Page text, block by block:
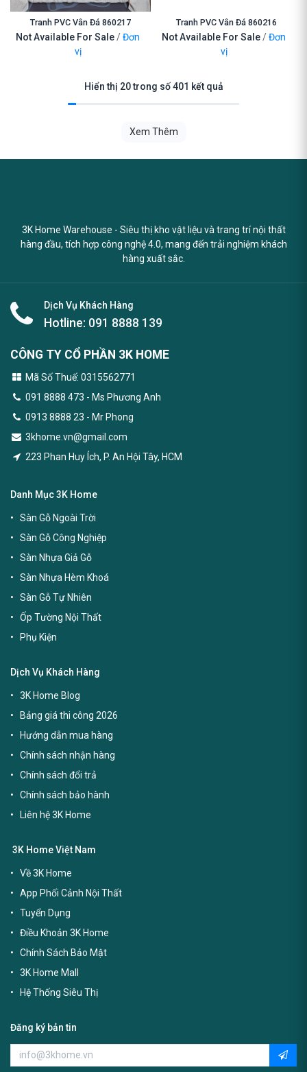
Tranh PVC Vân Đá 860217
Not Available For Sale/Đơn
vị
Tranh PVC Vân Đá 860216
Not Available For Sale/Đơn
vị
Hiển thị 20 trong số 401 kết quả
Xem Thêm
3K Home Warehouse - Siêu thị kho vật liệu và trang trí nội thất
hàng đầu, tích hợp công nghệ 4.0, mang đến trải nghiệm khách
Dịch Vụ Khách Hàng
CÔNG TY CỔ PHẦN 3K HOME
Mã Số Thuế: 0315562771
091 8888 473 - Ms Phương Anh
0913 8888 23 - Mr Phong
3khome.vn@gmail.com
Danh Mục 3K Home
Sàn Gỗ Ngoài Trời
Sàn Gỗ Công Nghiệp
Sàn Nhựa Giả Gỗ
Sàn Nhựa Hèm Khoá
Sàn Gỗ Tự Nhiên
Ốp Tường Nội Thất
Dịch Vụ Khách Hàng
3K Home Blog
Bảng giá thi công 2026
Hướng dẫn mua hàng
Chính sách nhận hàng
Chính sách đổi trả
Chính sách bảo hành
3K Home Việt Nam
Về 3K Home
App Phối Cảnh Nội Thất
Tuyển Dụng
Điều Khoản 3K Home
Chính Sách Bảo Mật
3K Home Mall
Đăng ký bản tin